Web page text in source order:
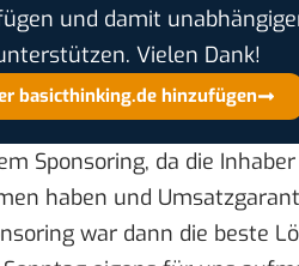
und damit
Vielen Dank!
basicthinking.de hinzufügen
Sponsoring, da die
haben und
war dann die beste